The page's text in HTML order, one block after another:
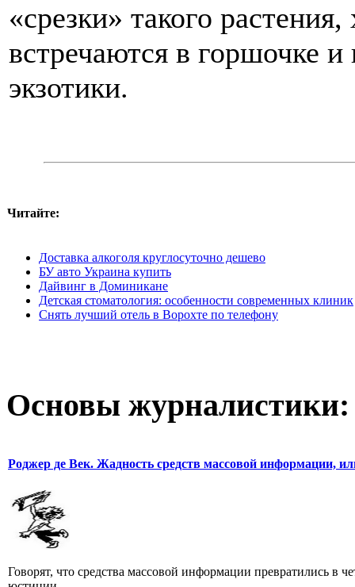
«срезки» такого
встречаются в горшочке
экзотики.
Читайте:
Доставка алкоголя круглосуточно дешево
БУ авто Украина купить
Дайвинг в Доминикане
Детская стоматология: особенности современных клиник
Снять лучший отель в Ворохте по телефону
Основы журналистики:
Роджер де Век. Жадность средств массовой информации,
Говорят, что средства массовой информации превратились в